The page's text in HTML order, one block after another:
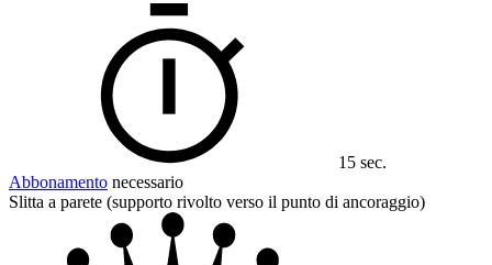
15 sec.
Abbonamento necessario
Slitta a parete (supporto rivolto verso il punto di ancoraggio)